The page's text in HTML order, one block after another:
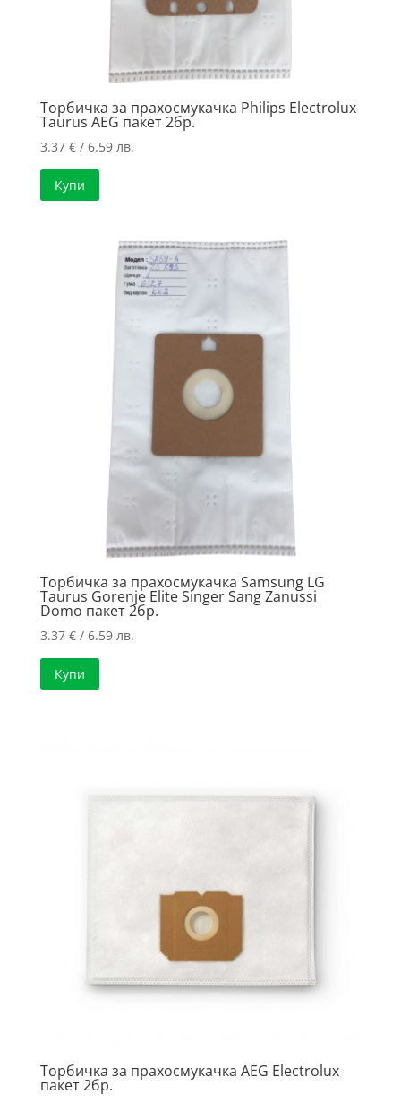
Торбичка за прахосмукачка Philips Electrolux
Taurus AEG пакет 2бр.
3.37 €/ 6.59 лв.
Купи
Торбичка за прахосмукачка Samsung LG
Taurus Gorenje Elite Singer Sang Zanussi
Domo пакет 2бр.
3.37 €/ 6.59 лв.
Купи
Торбичка за прахосмукачка AEG Electrolux
пакет 2бр.